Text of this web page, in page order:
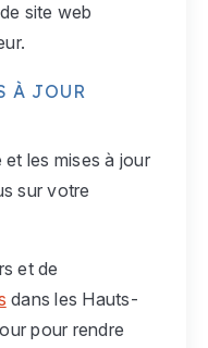
site web
À JOUR
les mises à jour
sur votre
et de
dans les Hauts-
pour rendre